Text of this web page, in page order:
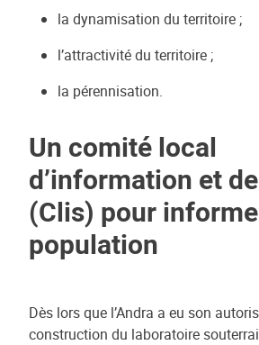
la dynamisation du territoire ;
l’attractivité du territoire ;
la pérennisation.
Un comité local
d’information et
(Clis) pour
population
Dès lors que l’Andra a eu son
construction du laboratoire